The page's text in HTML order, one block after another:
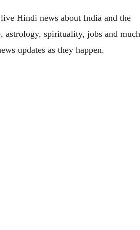
Hindi news about India and the
spirituality, jobs and much
updates as they happen.